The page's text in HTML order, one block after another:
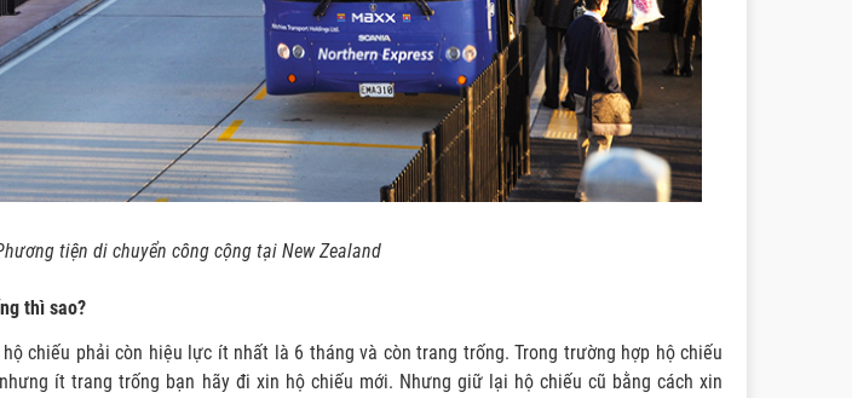
tiện di chuyển công cộng tại New Zealand
thì sao?
chiếu phải còn hiệu lực ít nhất là 6 tháng và còn trang trống. Trong trường hợp hộ chiếu
ít trang trống bạn hãy đi xin hộ chiếu mới. Nhưng giữ lại hộ chiếu cũ bằng cách xin